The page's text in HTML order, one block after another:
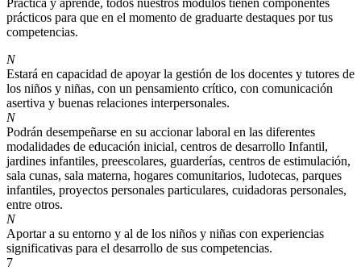
Práctica y aprende, todos nuestros módulos tienen componentes
prácticos para que en el momento de graduarte destaques por tus
competencias.
N
Estará en capacidad de apoyar la gestión de los docentes y tutores de
los niños y niñas, con un pensamiento crítico, con comunicación
asertiva y buenas relaciones interpersonales.
N
Podrán desempeñarse en su accionar laboral en las diferentes
modalidades de educación inicial, centros de desarrollo Infantil,
jardines infantiles, preescolares, guarderías, centros de estimulación,
sala cunas, sala materna, hogares comunitarios, ludotecas, parques
infantiles, proyectos personales particulares, cuidadoras personales,
entre otros.
N
Aportar a su entorno y al de los niños y niñas con experiencias
significativas para el desarrollo de sus competencias.
7